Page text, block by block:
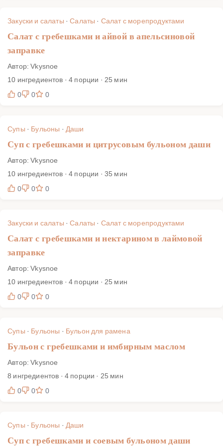
Закуски и салаты ·Салаты · Салат с морепродуктами
Салат с гребешками и айвой в апельсиновой
заправке
Автор: Vkysnoe
10 ингредиентов · 4 порции · 25 мин
0
0 0
Супы · Бульоны · Даши
Суп с гребешками и цитрусовым бульоном даши
Автор: Vkysnoe
10 ингредиентов · 4 порции · 35 мин
0
0 0
Закуски и салаты ·Салаты · Салат с морепродуктами
Салат с гребешками и нектарином в лаймовой
заправке
Автор: Vkysnoe
10 ингредиентов · 4 порции · 25 мин
0
0 0
Супы · Бульоны · Бульон для рамена
Бульон с гребешками и имбирным маслом
Автор: Vkysnoe
8 ингредиентов · 4 порции · 25 мин
0
0 0
Супы · Бульоны · Даши
Суп с гребешками и соевым бульоном даши